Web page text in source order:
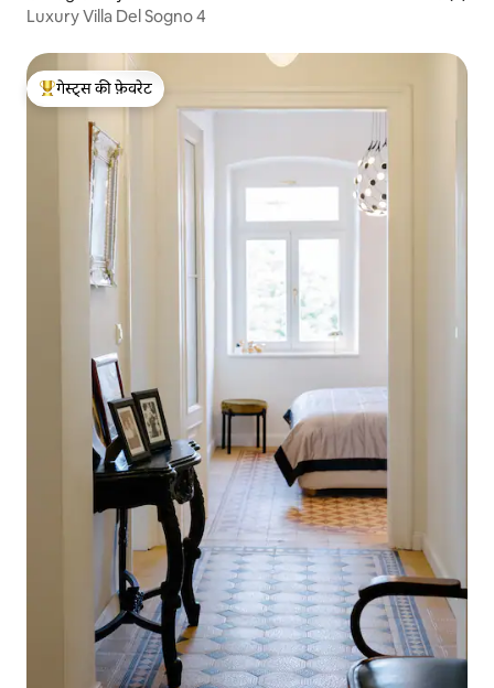
Luxury Villa Del Sogno 4
गेस्ट्स का टॉप फ़ेवरेट
गेस्ट्स की फ़ेवरेट